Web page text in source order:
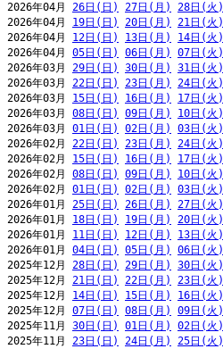
2026年04月 26日(日) 27日(月) 28日(火)
2026年04月 19日(日) 20日(月) 21日(火)
2026年04月 12日(日) 13日(月) 14日(火)
2026年04月 05日(日) 06日(月) 07日(火)
2026年03月 29日(日) 30日(月) 31日(火)
2026年03月 22日(日) 23日(月) 24日(火)
2026年03月 15日(日) 16日(月) 17日(火)
2026年03月 08日(日) 09日(月) 10日(火)
2026年03月 01日(日) 02日(月) 03日(火)
2026年02月 22日(日) 23日(月) 24日(火)
2026年02月 15日(日) 16日(月) 17日(火)
2026年02月 08日(日) 09日(月) 10日(火)
2026年02月 01日(日) 02日(月) 03日(火)
2026年01月 25日(日) 26日(月) 27日(火)
2026年01月 18日(日) 19日(月) 20日(火)
2026年01月 11日(日) 12日(月) 13日(火)
2026年01月 04日(日) 05日(月) 06日(火)
2025年12月 28日(日) 29日(月) 30日(火)
2025年12月 21日(日) 22日(月) 23日(火)
2025年12月 14日(日) 15日(月) 16日(火)
2025年12月 07日(日) 08日(月) 09日(火)
2025年11月 30日(日) 01日(月) 02日(火)
2025年11月 23日(日) 24日(月) 25日(火)